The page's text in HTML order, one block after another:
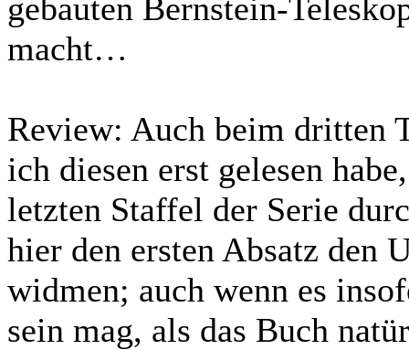
gebauten Bernstein-
macht…
Review: Auch beim dritten
ich diesen erst gelesen
letzten Staffel der Serie
hier den ersten Absatz den
widmen; auch wenn es
sein mag, als das Buch